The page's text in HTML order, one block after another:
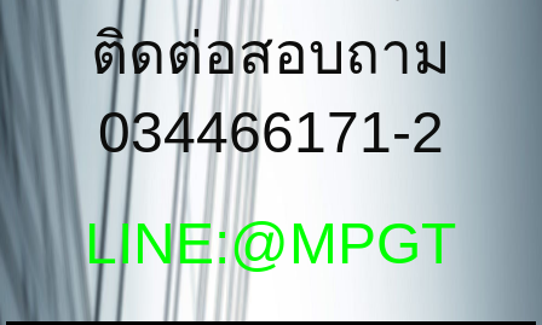
ติดต่อสอบถาม
034466171-2
LINE:@MPGT